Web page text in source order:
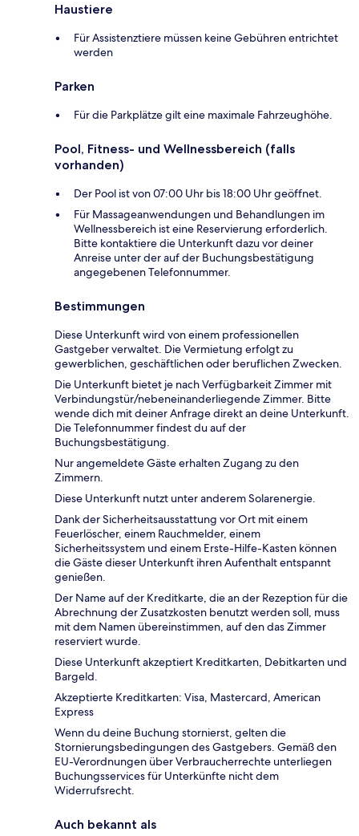
Haustiere
Für Assistenztiere müssen keine Gebühren entrichtet
werden
Parken
Für die Parkplätze gilt eine maximale Fahrzeughöhe.
Pool, Fitness- und Wellnessbereich (falls
vorhanden)
Der Pool ist von 07:00 Uhr bis 18:00 Uhr geöffnet.
Für Massageanwendungen und Behandlungen im
Wellnessbereich ist eine Reservierung erforderlich.
Bitte kontaktiere die Unterkunft dazu vor deiner
Anreise unter der auf der Buchungsbestätigung
angegebenen Telefonnummer.
Bestimmungen
Diese Unterkunft wird von einem professionellen
Gastgeber verwaltet. Die Vermietung erfolgt zu
gewerblichen, geschäftlichen oder beruflichen Zwecken.
Die Unterkunft bietet je nach Verfügbarkeit Zimmer mit
Verbindungstür/nebeneinanderliegende Zimmer. Bitte
wende dich mit deiner Anfrage direkt an deine Unterkunft.
Die Telefonnummer findest du auf der
Buchungsbestätigung.
Nur angemeldete Gäste erhalten Zugang zu den
Zimmern.
Diese Unterkunft nutzt unter anderem Solarenergie.
Dank der Sicherheitsausstattung vor Ort mit einem
Feuerlöscher, einem Rauchmelder, einem
Sicherheitssystem und einem Erste-Hilfe-Kasten können
die Gäste dieser Unterkunft ihren Aufenthalt entspannt
genießen.
Der Name auf der Kreditkarte, die an der Rezeption für die
Abrechnung der Zusatzkosten benutzt werden soll, muss
mit dem Namen übereinstimmen, auf den das Zimmer
reserviert wurde.
Diese Unterkunft akzeptiert Kreditkarten, Debitkarten und
Bargeld.
Akzeptierte Kreditkarten: Visa, Mastercard, American
Express
Wenn du deine Buchung stornierst, gelten die
Stornierungsbedingungen des Gastgebers. Gemäß den
EU-Verordnungen über Verbraucherrechte unterliegen
Buchungsservices für Unterkünfte nicht dem
Widerrufsrecht.
Auch bekannt als